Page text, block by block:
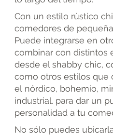
Con un estilo rústico
comedores de
Puede integrarse en
combinar con distintos
desde el shabby chic,
como otros estilos que
el nórdico, bohemio,
industrial. para dar un
personalidad a tu
No sólo puedes